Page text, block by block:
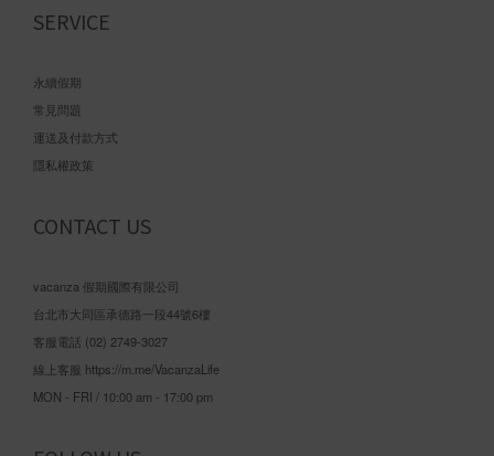
SERVICE
永續假期
常見問題
運送及付款方式
隱私權政策
CONTACT US
vacanza 假期國際有限公司
台北市大同區承德路一段44號6樓
客服電話 (02) 2749-3027
線上客服 https://m.me/VacanzaLife
MON - FRI / 10:00 am - 17:00 pm